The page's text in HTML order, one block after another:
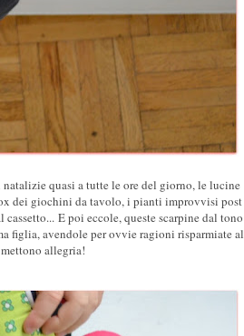
quasi a tutte le ore del giorno, le lucine
dei giochini da tavolo, i pianti improvvisi post
cassetto... E poi eccole, queste scarpine dal tono
figlia, avendole per ovvie ragioni risparmiate al
allegria!